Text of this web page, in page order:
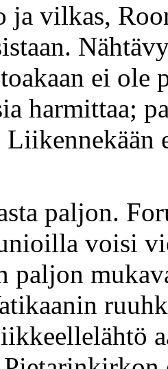
ja vilkas,
ei ole
harmittaa;
paljon.
voisi
paljon